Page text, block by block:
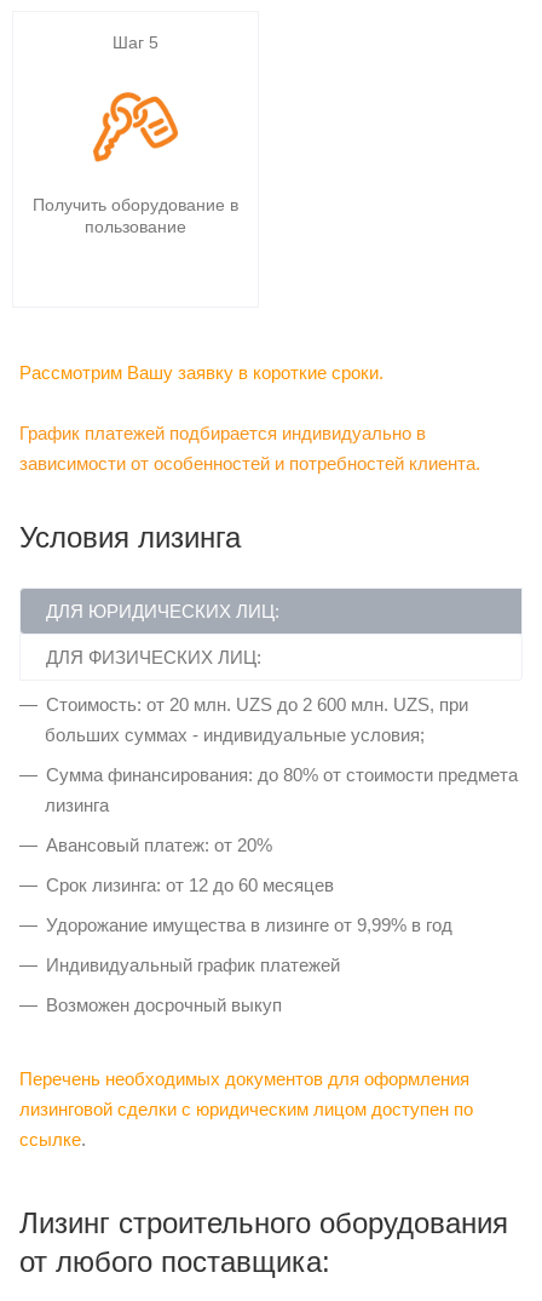
Шаг 5
Получить оборудование в
пользование
Рассмотрим Вашу заявку в короткие сроки.
График платежей подбирается индивидуально в
зависимости от особенностей и потребностей клиента.
Условия лизинга
ДЛЯ ЮРИДИЧЕСКИХ ЛИЦ:
ДЛЯ ФИЗИЧЕСКИХ ЛИЦ:
Стоимость: от 20 млн. UZS до 2 600 млн. UZS, при
больших суммах - индивидуальные условия;
Сумма финансирования: до 80% от стоимости предмета
лизинга
Авансовый платеж: от 20%
Срок лизинга: от 12 до 60 месяцев
Удорожание имущества в лизинге от 9,99% в год
Индивидуальный график платежей
Возможен досрочный выкуп
Перечень необходимых документов для оформления
лизинговой сделки с юридическим лицом доступен по
ссылке.
Лизинг строительного оборудования
от любого поставщика: